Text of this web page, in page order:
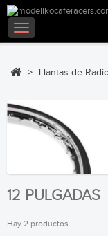
Navegación
Toggle
> Llantas de
12 PULGADAS
Hay 2 productos.